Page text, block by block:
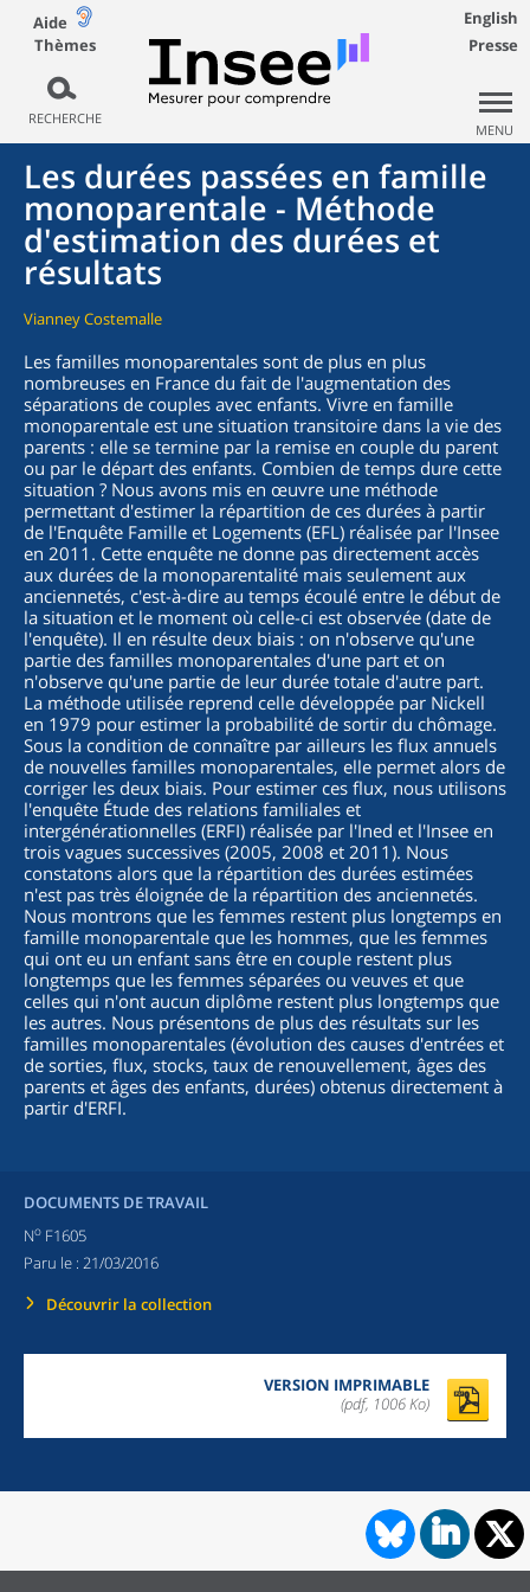
Aide
Thèmes
RECHERCHE
English
Presse
MENU
Les durées passées en famille
monoparentale - Méthode
d'estimation des durées et
résultats
Vianney Costemalle
Les familles monoparentales sont de plus en plus
nombreuses en France du fait de l'augmentation des
séparations de couples avec enfants. Vivre en famille
monoparentale est une situation transitoire dans la vie des
parents : elle se termine par la remise en couple du parent
ou par le départ des enfants. Combien de temps dure cette
situation ? Nous avons mis en œuvre une méthode
permettant d'estimer la répartition de ces durées à partir
de l'Enquête Famille et Logements (EFL) réalisée par l'Insee
en 2011. Cette enquête ne donne pas directement accès
aux durées de la monoparentalité mais seulement aux
anciennetés, c'est-à-dire au temps écoulé entre le début de
la situation et le moment où celle-ci est observée (date de
l'enquête). Il en résulte deux biais : on n'observe qu'une
partie des familles monoparentales d'une part et on
n'observe qu'une partie de leur durée totale d'autre part.
La méthode utilisée reprend celle développée par Nickell
en 1979 pour estimer la probabilité de sortir du chômage.
Sous la condition de connaître par ailleurs les flux annuels
de nouvelles familles monoparentales, elle permet alors de
corriger les deux biais. Pour estimer ces flux, nous utilisons
l'enquête Étude des relations familiales et
intergénérationnelles (ERFI) réalisée par l'Ined et l'Insee en
trois vagues successives (2005, 2008 et 2011). Nous
constatons alors que la répartition des durées estimées
n'est pas très éloignée de la répartition des anciennetés.
Nous montrons que les femmes restent plus longtemps en
famille monoparentale que les hommes, que les femmes
qui ont eu un enfant sans être en couple restent plus
longtemps que les femmes séparées ou veuves et que
celles qui n'ont aucun diplôme restent plus longtemps que
les autres. Nous présentons de plus des résultats sur les
familles monoparentales (évolution des causes d'entrées et
de sorties, flux, stocks, taux de renouvellement, âges des
parents et âges des enfants, durées) obtenus directement à
partir d'ERFI.
DOCUMENTS DE TRAVAIL
No F1605
Paru le : 21/03/2016
Découvrir la collection
VERSION IMPRIMABLE
(pdf, 1006 Ko)